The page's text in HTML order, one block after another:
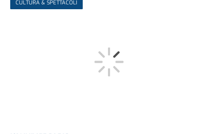
CULTURA & SPETTACOLI